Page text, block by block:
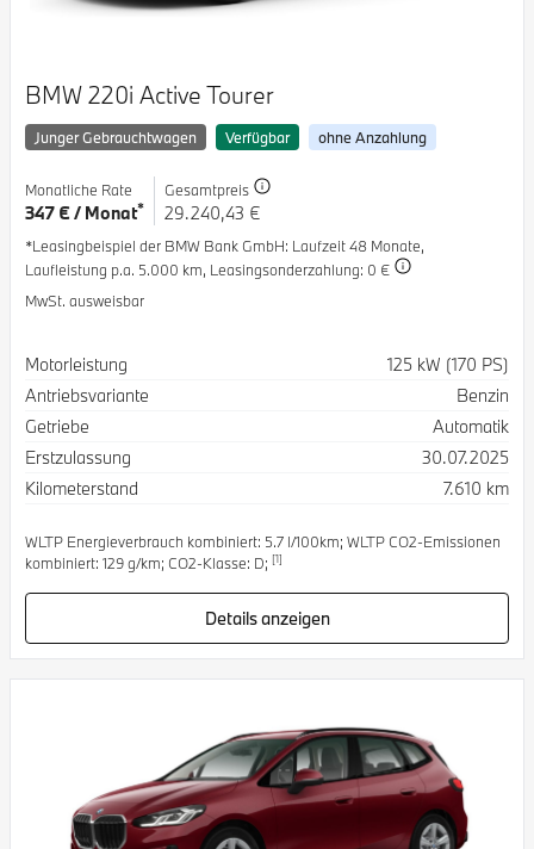
BMW 220i Active Tourer
Junger Gebrauchtwagen Verfügbar ohne Anzahlung
Monatliche Rate
347 € / Monat*
Gesamtpreis
29.240,43 €
*Leasingbeispiel der BMW Bank GmbH: Laufzeit 48 Monate,
Laufleistung p.a. 5.000 km, Leasingsonderzahlung: 0 €
MwSt. ausweisbar
Spezifikation
Motorleistung
125 kW (170 PS)
Antriebsvariante
Benzin
Getriebe
Automatik
Erstzulassung
30.07.2025
Kilometerstand
7.610 km
WLTP Energieverbrauch kombiniert: 5.7 l/100km; WLTP CO2-Emissionen
kombiniert: 129 g/km; CO2-Klasse: D; [1]
Details anzeigen